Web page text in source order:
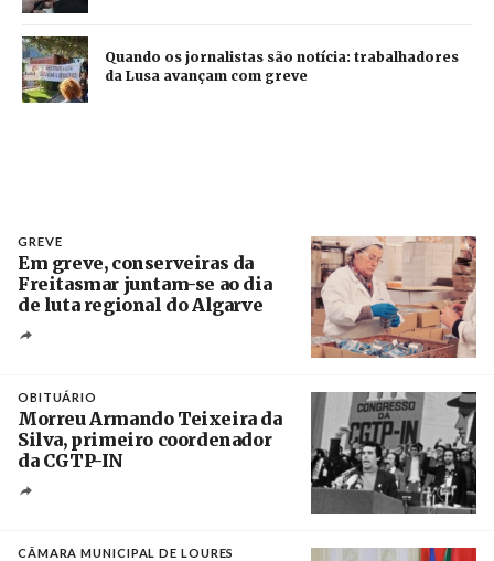
Quando os jornalistas são notícia: trabalhadores
da Lusa avançam com greve
GREVE
Em greve, conserveiras da
Freitasmar juntam-se ao dia
de luta regional do Algarve
OBITUÁRIO
Morreu Armando Teixeira da
Silva, primeiro coordenador
da CGTP-IN
CÂMARA MUNICIPAL DE LOURES